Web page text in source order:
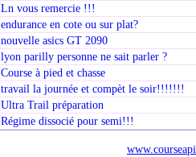
Ln vous remercie !!!
endurance en cote ou sur plat?
nouvelle asics GT 2090
lyon parilly personne ne sait parler ?
Course à pied et chasse
travail la journée et compèt le soir!!!!!!!
Ultra Trail préparation
Régime dissocié pour semi!!!